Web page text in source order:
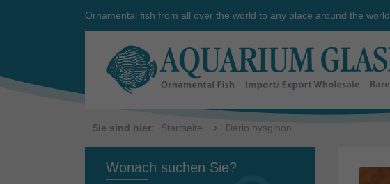
Ornamental fish from all over the world to any place around the world
Sie sind hier: Startseite Dario hysginon
Wonach suchen Sie?